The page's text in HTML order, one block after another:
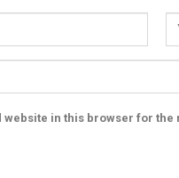
website in this browser for the